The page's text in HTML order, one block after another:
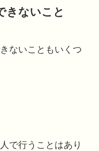
きないこと
ないこともいくつ
で行うことはあり